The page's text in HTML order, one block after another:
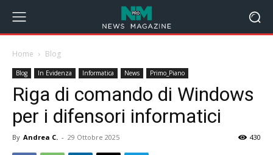
Home Blog
Blog In Evidenza Informatica News Primo_Piano
Riga di comando di Windows
per i difensori informatici
By Andrea C. - 29 Ottobre 2025 430